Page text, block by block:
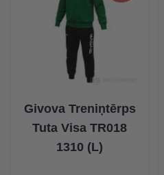
Givova Treniņtērps
Tuta Visa TR018
1310 (L)